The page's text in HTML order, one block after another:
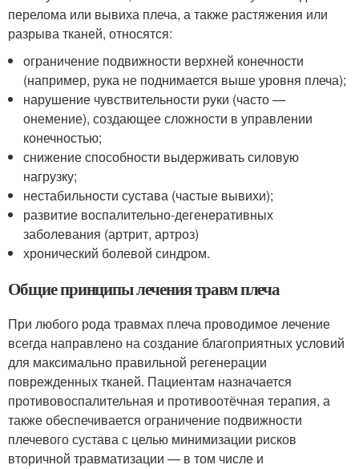
перелома или вывиха плеча, а также растяжения или
разрыва тканей, относятся:
ограничение подвижности верхней конечности
(например, рука не поднимается выше уровня плеча);
нарушение чувствительности руки (часто —
онемение), создающее сложности в управлении
конечностью;
снижение способности выдерживать силовую
нагрузку;
нестабильности сустава (частые вывихи);
развитие воспалительно-дегенеративных
заболевания (артрит, артроз)
хронический болевой синдром.
Общие принципы лечения травм плеча
При любого рода травмах плеча проводимое лечение
всегда направлено на создание благоприятных условий
для максимально правильной регенерации
поврежденных тканей. Пациентам назначается
противовоспалительная и противоотёчная терапия, а
также обеспечивается ограничение подвижности
плечевого сустава с целью минимизации рисков
вторичной травматизации — в том числе и